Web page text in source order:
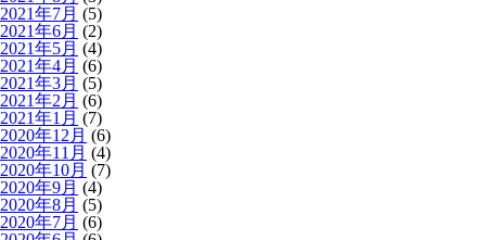
2021年7月 (5)
2021年6月 (2)
2021年5月 (4)
2021年4月 (6)
2021年3月 (5)
2021年2月 (6)
2021年1月 (7)
2020年12月 (6)
2020年11月 (4)
2020年10月 (7)
2020年9月 (4)
2020年8月 (5)
2020年7月 (6)